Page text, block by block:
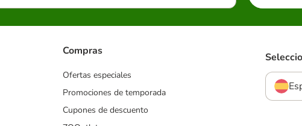
Compras
Ofertas especiales
Promociones de temporada
Cupones de descuento